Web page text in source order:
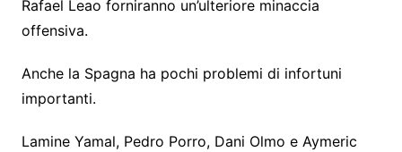
Rafael Leao forniranno un’ulteriore minaccia
offensiva.
Anche la Spagna ha pochi problemi di infortuni
importanti.
Lamine Yamal, Pedro Porro, Dani Olmo e Aymeric